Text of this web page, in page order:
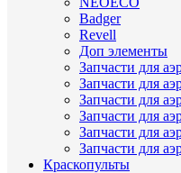
Badger
Revell
Доп элементы
Запчасти для
Запчасти для
Запчасти для
Запчасти для
Запчасти для
Запчасти для
Краскопульты